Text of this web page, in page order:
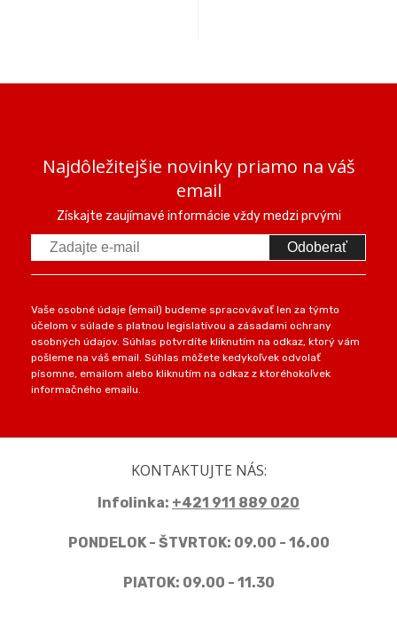
Najdôležitejšie novinky priamo na váš
email
Získajte zaujímavé informácie vždy medzi prvými
Odoberať
Vaše osobné údaje (email) budeme spracovávať len za týmto
účelom v súlade s platnou legislatívou a zásadami ochrany
osobných údajov. Súhlas potvrdíte kliknutím na odkaz, ktorý vám
pošleme na váš email. Súhlas môžete kedykoľvek odvolať
písomne, emailom alebo kliknutím na odkaz z ktoréhokoľvek
informačného emailu.
KONTAKTUJTE NÁS:
Infolinka: +421 911 889 020
PONDELOK - ŠTVRTOK: 09.00 - 16.00
PIATOK: 09.00 - 11.30